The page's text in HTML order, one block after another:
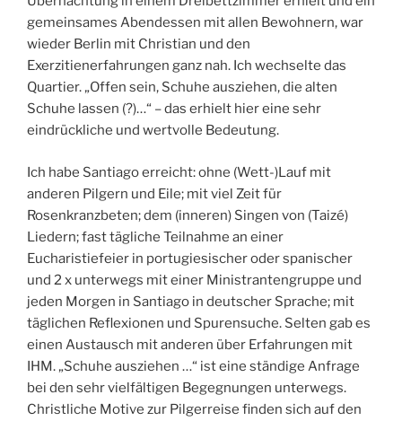
gemeinsames Abendessen mit allen Bewohnern, war
wieder Berlin mit Christian und den
Exerzitienerfahrungen ganz nah. Ich wechselte das
Quartier. „Offen sein, Schuhe ausziehen, die alten
Schuhe lassen (?)…“ – das erhielt hier eine sehr
eindrückliche und wertvolle Bedeutung.
Ich habe Santiago erreicht: ohne (Wett-)Lauf mit
anderen Pilgern und Eile; mit viel Zeit für
Rosenkranzbeten; dem (inneren) Singen von (Taizé)
Liedern; fast tägliche Teilnahme an einer
Eucharistiefeier in portugiesischer oder spanischer
und 2 x unterwegs mit einer Ministrantengruppe und
jeden Morgen in Santiago in deutscher Sprache; mit
täglichen Reflexionen und Spurensuche. Selten gab es
einen Austausch mit anderen über Erfahrungen mit
IHM. „Schuhe ausziehen …“ ist eine ständige Anfrage
bei den sehr vielfältigen Begegnungen unterwegs.
Christliche Motive zur Pilgerreise finden sich auf den